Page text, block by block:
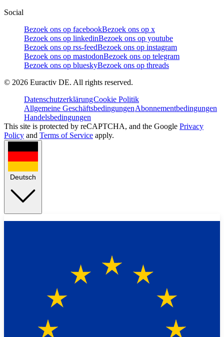
Social
Bezoek ons op facebookBezoek ons op x
Bezoek ons op linkedinBezoek ons op youtube
Bezoek ons op rss-feedBezoek ons op instagram
Bezoek ons op mastodonBezoek ons op telegram
Bezoek ons op blueskyBezoek ons op threads
© 2026 Euractiv DE. All rights reserved.
DatenschutzerklärungCookie Politik
Allgemeine GeschäftsbedingungenAbonnementbedingungen
Handelsbedingungen
This site is protected by reCAPTCHA, and the Google Privacy
Policy and Terms of Service apply.
Deutsch